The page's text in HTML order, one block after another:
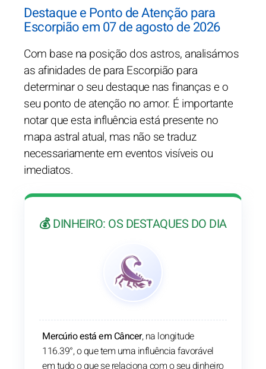
Destaque e Ponto de Atenção para
Escorpião em 07 de agosto de 2026
Com base na posição dos astros, analisámos
as afinidades de para Escorpião para
determinar o seu destaque nas finanças e o
seu ponto de atenção no amor. É importante
notar que esta influência está presente no
mapa astral atual, mas não se traduz
necessariamente em eventos visíveis ou
imediatos.
💰 DINHEIRO: OS DESTAQUES DO DIA
Mercúrio está em Câncer, na longitude
116.39°, o que tem uma influência favorável
em tudo o que se relaciona com o seu dinheiro